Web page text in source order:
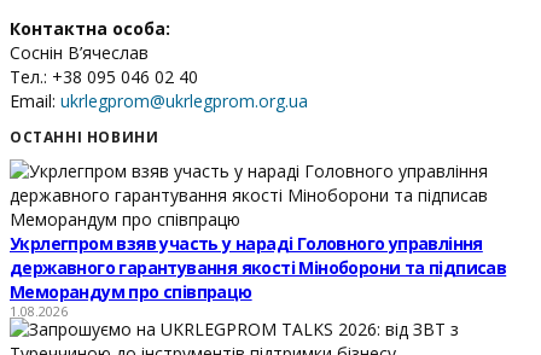
Контактна особа:
Соснін В’ячеслав
Тел.: +38 095 046 02 40
Email: ukrlegprom@ukrlegprom.org.ua
ОСТАННІ НОВИНИ
Укрлегпром взяв участь у нараді Головного управління
державного гарантування якості Міноборони та підписав
Меморандум про співпрацю
1.08.2026